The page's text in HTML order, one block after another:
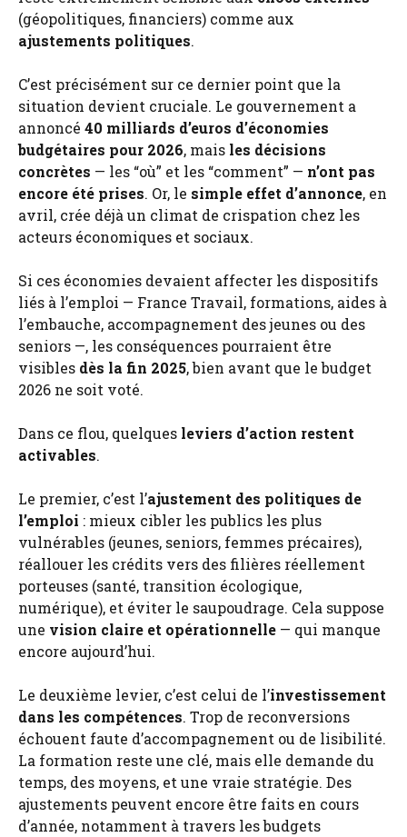
(géopolitiques, financiers) comme aux
ajustements politiques.
C’est précisément sur ce dernier point que la
situation devient cruciale. Le gouvernement a
annoncé 40 milliards d’euros d’économies
budgétaires pour 2026, mais les décisions
concrètes — les “où” et les “comment” — n’ont pas
encore été prises. Or, le simple effet d’annonce, en
avril, crée déjà un climat de crispation chez les
acteurs économiques et sociaux.
Si ces économies devaient affecter les dispositifs
liés à l’emploi — France Travail, formations, aides à
l’embauche, accompagnement des jeunes ou des
seniors —, les conséquences pourraient être
visibles dès la fin 2025, bien avant que le budget
2026 ne soit voté.
Dans ce flou, quelques leviers d’action restent
activables.
Le premier, c’est l’ajustement des politiques de
l’emploi : mieux cibler les publics les plus
vulnérables (jeunes, seniors, femmes précaires),
réallouer les crédits vers des filières réellement
porteuses (santé, transition écologique,
numérique), et éviter le saupoudrage. Cela suppose
une vision claire et opérationnelle — qui manque
encore aujourd’hui.
Le deuxième levier, c’est celui de l’investissement
dans les compétences. Trop de reconversions
échouent faute d’accompagnement ou de lisibilité.
La formation reste une clé, mais elle demande du
temps, des moyens, et une vraie stratégie. Des
ajustements peuvent encore être faits en cours
d’année, notamment à travers les budgets